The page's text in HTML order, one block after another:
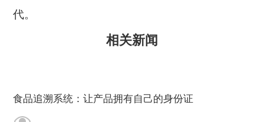
代。
相关新闻
食品追溯系统：让产品拥有自己的身份证